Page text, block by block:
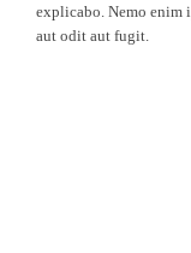
explicabo. Nemo enim
aut odit aut fugit.